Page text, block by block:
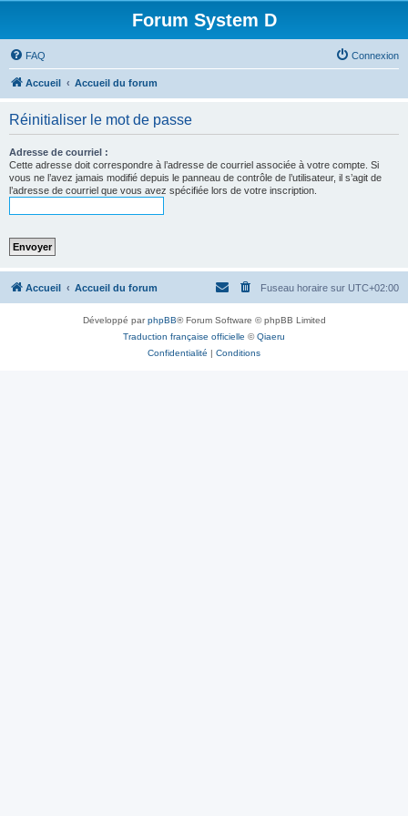
Forum System D
FAQ Connexion
Accueil Accueil du forum
Réinitialiser le mot de passe
Adresse de courriel :
Cette adresse doit correspondre à l’adresse de courriel associée à votre compte. Si
vous ne l’avez jamais modifié depuis le panneau de contrôle de l’utilisateur, il s’agit de
l’adresse de courriel que vous avez spécifiée lors de votre inscription.
Accueil Accueil du forum Fuseau horaire sur UTC+02:00
Développé parphpBB® Forum Software © phpBB Limited
Traduction française officielle ©Qiaeru
Confidentialité | Conditions